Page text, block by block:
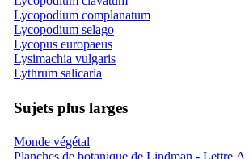
Lycopodium complanatum
Lycopodium selago
Lycopus europaeus
Lysimachia vulgaris
Lythrum salicaria
Sujets plus larges
Monde végétal
Planches de botanique de Lindman - Lettre A